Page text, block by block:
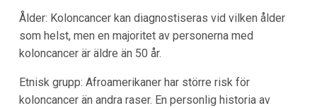
Ålder: Koloncancer kan diagnostiseras vid vilken ålder
som helst, men en majoritet av personerna med
koloncancer är äldre än 50 år.
Etnisk grupp: Afroamerikaner har större risk för
koloncancer än andra raser. En personlig historia av